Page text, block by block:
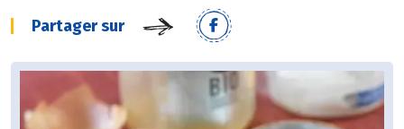
Partager sur